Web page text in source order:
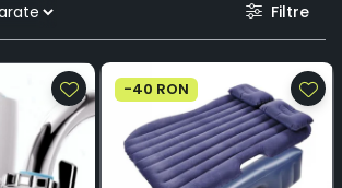
Filtre
-40 RON